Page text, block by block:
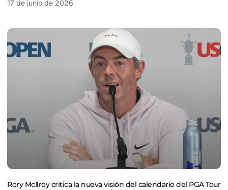
17 de junio de 2026
Rory McIlroy critica la nueva visión del calendario del PGA Tour